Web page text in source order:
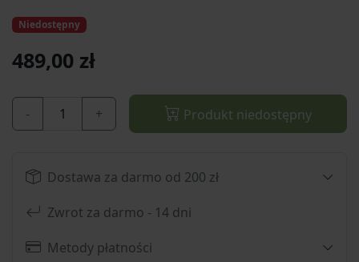
Niedostępny
489,00 zł
- + Produkt niedostępny
Dostawa za darmo od 200 zł
Zwrot za darmo - 14 dni
Metody płatności